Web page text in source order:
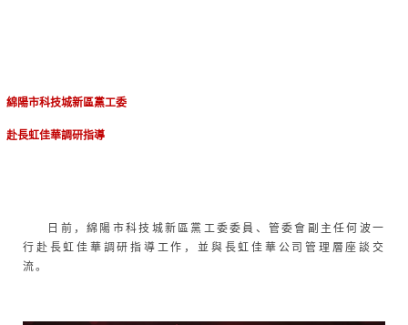
綿陽市科技城新區黨工委
赴長虹佳華調研指導
日前，綿陽市科技城新區黨工委委員、管委會副主任何波一
行赴長虹佳華調研指導工作，並與長虹佳華公司管理層座談交
流。